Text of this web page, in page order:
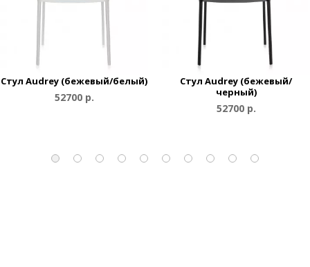
Стул Audrey (бежевый/белый)
52700 р.
Стул Audrey (бежевый/
черный)
52700 р.